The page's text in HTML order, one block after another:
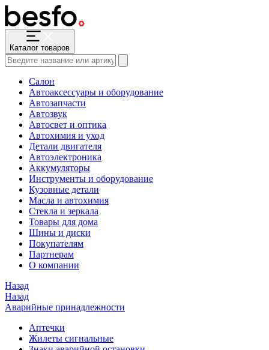
Каталог товаров
Салон
Автоаксессуары и оборудование
Автозапчасти
Автозвук
Автосвет и оптика
Автохимия и уход
Детали двигателя
Автоэлектроника
Аккумуляторы
Инструменты и оборудование
Кузовные детали
Масла и автохимия
Стекла и зеркала
Товары для дома
Шины и диски
Покупателям
Партнерам
О компании
Назад
Назад
Аварийные принадлежности
Аптечки
Жилеты сигнальные